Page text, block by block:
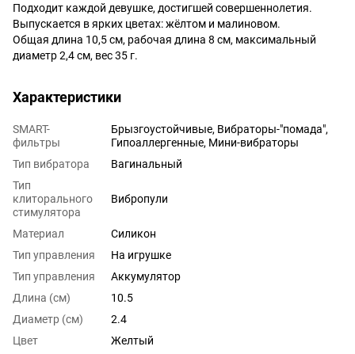
Подходит каждой девушке, достигшей совершеннолетия.
Выпускается в ярких цветах: жёлтом и малиновом.
Общая длина 10,5 см, рабочая длина 8 см, максимальный
диаметр 2,4 см, вес 35 г.
Характеристики
SMART-
фильтры
Брызгоустойчивые, Вибраторы-"помада",
Гипоаллергенные, Мини-вибраторы
Тип вибратора
Вагинальный
Тип
клиторального
стимулятора
Вибропули
Материал
Силикон
Тип управления
На игрушке
Тип управления
Аккумулятор
Длина (см)
10.5
Диаметр (см)
2.4
Цвет
Желтый